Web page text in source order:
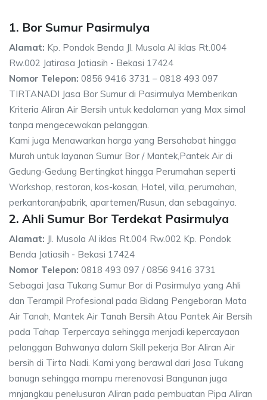
1. Bor Sumur Pasirmulya
Alamat: Kp. Pondok Benda Jl. Musola Al iklas Rt.004
Rw.002 Jatirasa Jatiasih - Bekasi 17424
Nomor Telepon: 0856 9416 3731 – 0818 493 097
TIRTANADI Jasa Bor Sumur di Pasirmulya Memberikan
Kriteria Aliran Air Bersih untuk kedalaman yang Max simal
tanpa mengecewakan pelanggan.
Kami juga Menawarkan harga yang Bersahabat hingga
Murah untuk layanan Sumur Bor / Mantek,Pantek Air di
Gedung-Gedung Bertingkat hingga Perumahan seperti
Workshop, restoran, kos-kosan, Hotel, villa, perumahan,
perkantoran/pabrik, apartemen/Rusun, dan sebagainya.
2. Ahli Sumur Bor Terdekat Pasirmulya
Alamat: Jl. Musola Al iklas Rt.004 Rw.002 Kp. Pondok
Benda Jatiasih - Bekasi 17424
Nomor Telepon: 0818 493 097 / 0856 9416 3731
Sebagai Jasa Tukang Sumur Bor di Pasirmulya yang Ahli
dan Terampil Profesional pada Bidang Pengeboran Mata
Air Tanah, Mantek Air Tanah Bersih Atau Pantek Air Bersih
pada Tahap Terpercaya sehingga menjadi kepercayaan
pelanggan Bahwanya dalam Skill pekerja Bor Aliran Air
bersih di Tirta Nadi. Kami yang berawal dari Jasa Tukang
banugn sehingga mampu merenovasi Bangunan juga
mnjangkau penelusuran Aliran pada pembuatan Pipa Aliran